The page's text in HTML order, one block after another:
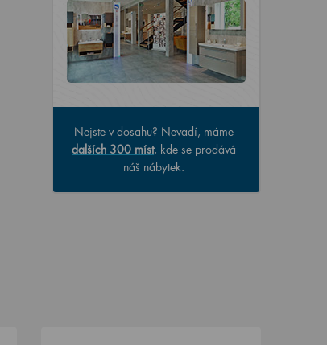
Nejste v dosahu? Nevadí, máme
dalších 300 míst, kde se prodává
náš nábytek.